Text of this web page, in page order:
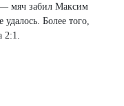
— мяч забил Максим
Более того,